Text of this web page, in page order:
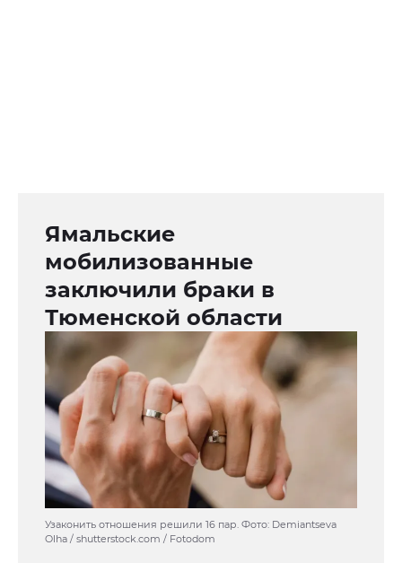
Ямальские
мобилизованные
заключили браки в
Тюменской области
Узаконить отношения решили 16 пар. Фото: Demiantseva
Olha / shutterstock.com / Fotodom